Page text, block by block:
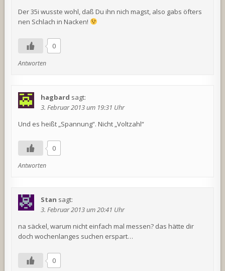
Der 35i wusste wohl, daß Du ihn nich magst, also gabs öfters
nen Schlach in Nacken!
0
Antworten
hagbard sagt:
3. Februar 2013 um 19:31 Uhr
Und es heißt „Spannung“. Nicht „Voltzahl“
0
Antworten
Stan sagt:
3. Februar 2013 um 20:41 Uhr
na säckel, warum nicht einfach mal messen? das hätte dir
doch wochenlanges suchen erspart…
0